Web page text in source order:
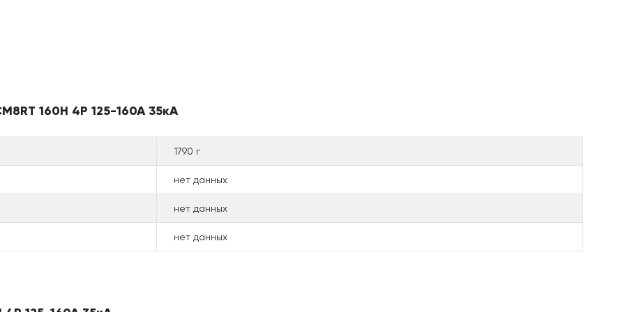
160H 4P 125-160A 35кА
1790 г
нет данных
нет данных
нет данных